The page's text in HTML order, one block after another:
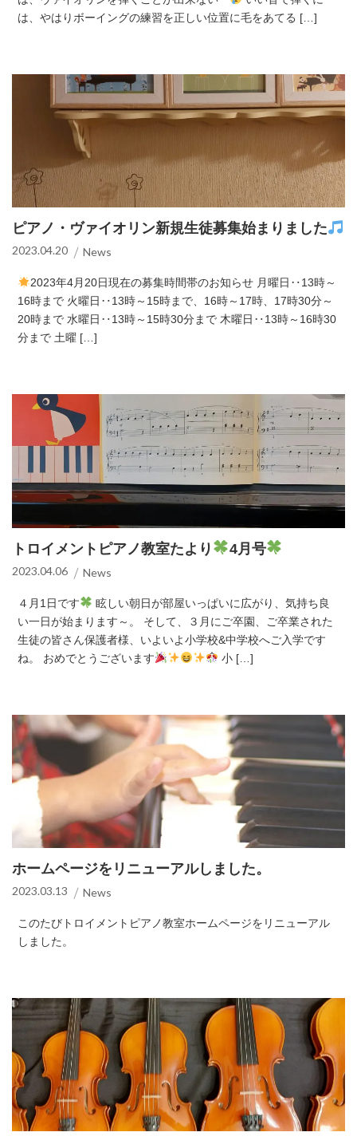
は、やはりボーイングの練習を正しい位置に毛をあてる […]
ピアノ・ヴァイオリン新規生徒募集始まりました
2023.04.20 News
2023年4月20日現在の募集時間帯のお知らせ 月曜日‥13時～
16時まで 火曜日‥13時～15時まで、16時～17時、17時30分～
20時まで 水曜日‥13時～15時30分まで 木曜日‥13時～16時30
分まで 土曜 […]
トロイメントピアノ教室たより 4月号
2023.04.06 News
４月1日です
眩しい朝日が部屋いっぱいに広がり、気持ち良
い一日が始まります～。 そして、３月にご卒園、ご卒業された
生徒の皆さん保護者様、いよいよ小学校&中学校へご入学です
ね。 おめでとうございます
小 […]
ホームページをリニューアルしました。
2023.03.13 News
このたびトロイメントピアノ教室ホームページをリニューアル
しました。